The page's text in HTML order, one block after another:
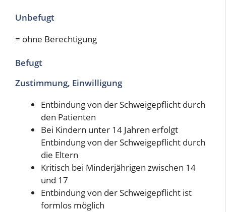
Unbefugt
= ohne Berechtigung
Befugt
Zustimmung, Einwilligung
Entbindung von der Schweigepflicht durch
den Patienten
Bei Kindern unter 14 Jahren erfolgt
Entbindung von der Schweigepflicht durch
die Eltern
Kritisch bei Minderjährigen zwischen 14
und 17
Entbindung von der Schweigepflicht ist
formlos möglich